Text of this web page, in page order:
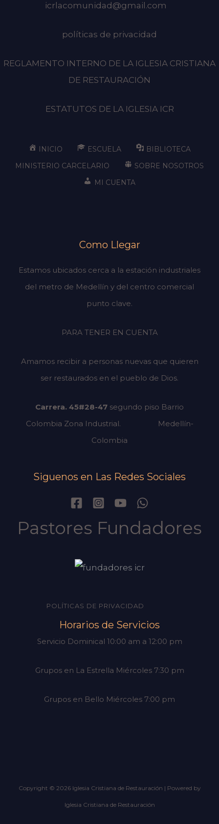
icrlacomunidad@gmail.com
políticas de privacidad
REGLAMENTO INTERNO DE LA IGLESIA CRISTIANA
DE RESTAURACIÓN
ESTATUTOS DE LA IGLESIA ICR
INICIO ESCUELA
BIBLIOTECA
MINISTERIO CARCELARIO
SOBRE NOSOTROS
MI CUENTA
Como Llegar
Estamos ubicados cerca a la estación industriales
del metro de Medellín y del centro comercial
punto clave.
PARA TENER EN CUENTA
Amamos recibir a personas nuevas que quieren
ser restaurados en el pueblo de Dios.
Carrera. 45#28-47 segundo piso Barrio
Colombia Zona Industrial.
Medellín-
Colombia
Siguenos en Las Redes Sociales
Pastores Fundadores
POLÍTICAS DE PRIVACIDAD
Horarios de Servicios
Servicio Dominical 10:00 am a 12:00 pm
Grupos en La Estrella Miércoles 7:30 pm
Grupos en Bello Miércoles 7:00 pm
Copyright © 2026 Iglesia Cristiana de Restauración | Powered by
Iglesia Cristiana de Restauración